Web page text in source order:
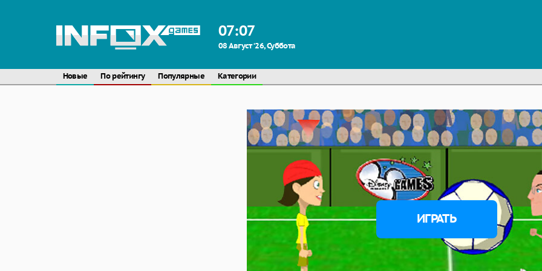
07:07
08 Август ‘26, Суббота
Новые По рейтингу Популярные Категории
ИГРАТЬ